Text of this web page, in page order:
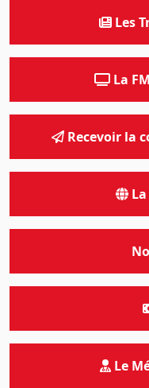
Les
La
Recevoir la
Le